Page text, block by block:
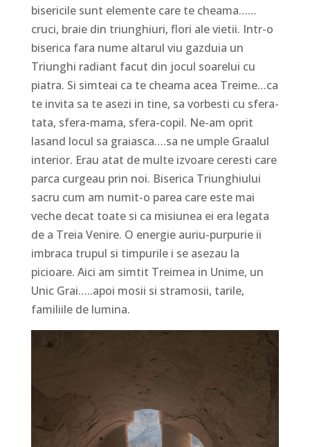
bisericile sunt elemente care te cheama……
cruci, braie din triunghiuri, flori ale vietii. Intr-o
biserica fara nume altarul viu gazduia un
Triunghi radiant facut din jocul soarelui cu
piatra. Si simteai ca te cheama acea Treime…ca
te invita sa te asezi in tine, sa vorbesti cu sfera-
tata, sfera-mama, sfera-copil. Ne-am oprit
lasand locul sa graiasca….sa ne umple Graalul
interior. Erau atat de multe izvoare ceresti care
parca curgeau prin noi. Biserica Triunghiului
sacru cum am numit-o parea care este mai
veche decat toate si ca misiunea ei era legata
de a Treia Venire. O energie auriu-purpurie ii
imbraca trupul si timpurile i se asezau la
picioare. Aici am simtit Treimea in Unime, un
Unic Grai…..apoi mosii si stramosii, tarile,
familiile de lumina.